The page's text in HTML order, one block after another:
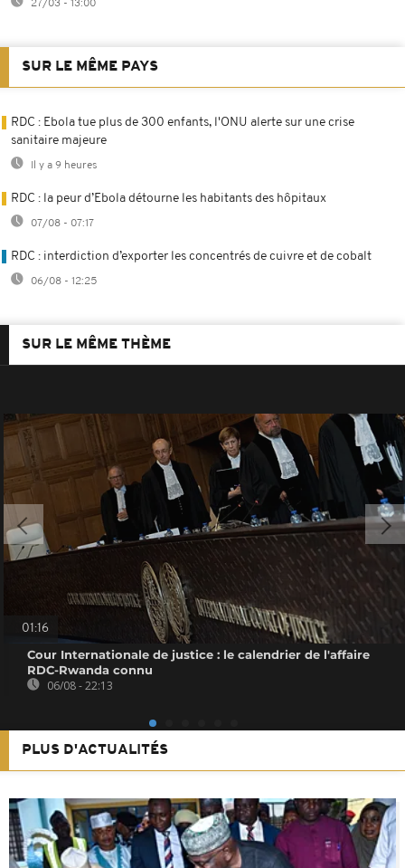
27/03 - 13:00
SUR LE MÊME PAYS
RDC : Ebola tue plus de 300 enfants, l'ONU alerte sur une crise
sanitaire majeure
Il y a 9 heures
RDC : la peur d’Ebola détourne les habitants des hôpitaux
07/08 - 07:17
RDC : interdiction d’exporter les concentrés de cuivre et de cobalt
06/08 - 12:25
SUR LE MÊME THÈME
01:16
Cour Internationale de justice : le calendrier de l'affaire
RDC-Rwanda connu
06/08 - 22:13
PLUS D'ACTUALITÉS